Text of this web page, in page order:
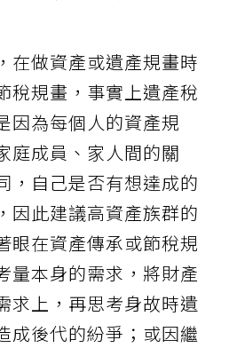
在做資產或遺產規畫時
稅規畫，事實上遺產稅
因為每個人的資產規
庭成員、家人間的關
自己是否有想達成的
因此建議高資產族群的
眼在資產傳承或節稅規
量本身的需求，將財產
求上，再思考身故時遺
成後代的紛爭；或因繼